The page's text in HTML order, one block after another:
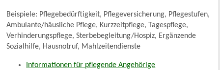
Beispiele: Pflegebedürftigkeit, Pflegeversicherung, Pflegestufen,
Ambulante/häusliche Pflege, Kurzzeitpflege, Tagespflege,
Verhinderungspflege, Sterbebegleitung/Hospiz, Ergänzende
Sozialhilfe, Hausnotruf, Mahlzeitendienste
Informationen für pflegende Angehörige